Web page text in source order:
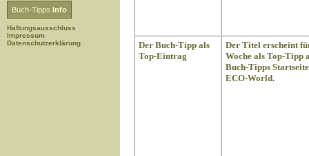
Buch-Tipps Info
Haftungsausschluss
Impressum
Datenschutzerklärung
Der Buch-Tipp als
Top-Eintrag
Der Titel erscheint
Woche als Top-Tipp
Buch-Tipps
ECO-World.